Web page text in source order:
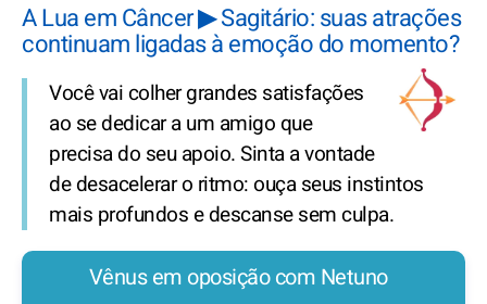
A Lua em Câncer ▶ Sagitário: suas atrações
continuam ligadas à emoção do momento?
Você vai colher grandes satisfações
ao se dedicar a um amigo que
precisa do seu apoio. Sinta a vontade
de desacelerar o ritmo: ouça seus instintos
mais profundos e descanse sem culpa.
Vênus em oposição com Netuno